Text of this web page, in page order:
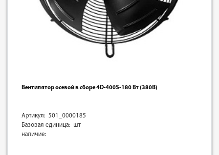
Вентилятор осевой в сборе 4D-400S-180 Вт (380В)
Артикул: 501_0000185
Базовая единица: шт
наличие: